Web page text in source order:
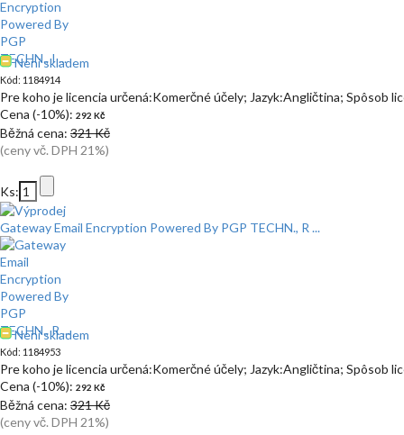
Není skladem
Kód: 1184914
Pre koho je licencia určená:Komerčné účely; Jazyk:Angličtina; Spôsob
Cena (-10%): 292 Kč
Běžná cena: 321 Kč
(ceny vč. DPH 21%)
Ks:
Gateway Email Encryption Powered By PGP TECHN., R ...
Není skladem
Kód: 1184953
Pre koho je licencia určená:Komerčné účely; Jazyk:Angličtina; Spôsob
Cena (-10%): 292 Kč
Běžná cena: 321 Kč
(ceny vč. DPH 21%)